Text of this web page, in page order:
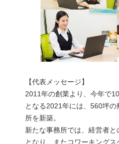
【代表メッセージ】
2011年の創業より、今年で
となる2021年には、560坪
所を新築。
新たな事務所では、経営者
となり、またコワーキング